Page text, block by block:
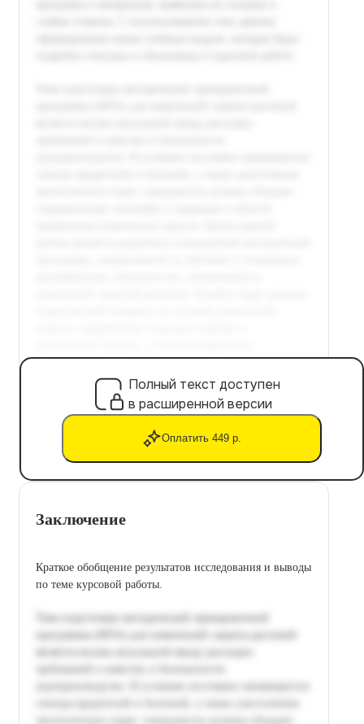
Полный текст доступен
в расширенной версии
Оплатить 449 р.
Заключение
Краткое обобщение результатов исследования и выводы
по теме курсовой работы.